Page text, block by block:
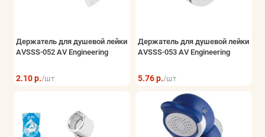
Держатель для душевой лейки
AVSSS-052 AV Engineering
2.10 р./шт
Держатель для душевой лейки
AVSSS-053 AV Engineering
5.76 р./шт